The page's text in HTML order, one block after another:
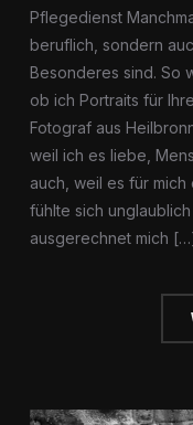
Pflegedienst
beruflich, sondern
Besonderes sind. So
ob ich Portraits für
Fotograf aus
weil ich es liebe,
auch, weil es für
fühlte sich
ausgerechnet mich